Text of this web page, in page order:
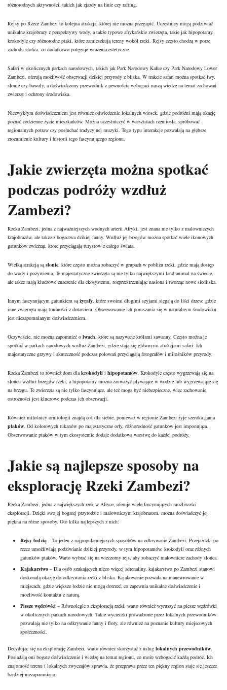
różnorodnych aktywności, takich jak zjazdy na linie czy rafting.
Rejsy po Rzece Zambezi to kolejna atrakcja, której nie można przegapić. Uczestnicy mogą podziwiać
unikalne krajobrazy z perspektywy wody, a także typowe afrykańskie zwierzęta, takie jak hipopotamy,
krokodyle czy różnorodne ptaki, które zamieszkują tereny wokół rzeki. Rejsy często chodzą w porze
zachodu słońca, co dodatkowo potęguje wrażenia estetyczne.
Safari w okolicznych parkach narodowych, takich jak Park Narodowy Kafue czy Park Narodowy Lower
Zambezi, oferują możliwość obserwacji dzikiej przyrody z bliska. W trakcie safari można spotkać lwy,
słonie czy bawoły, a doświadczony przewodnik z pewnością wzbogaci naszą wiedzę na temat zachowań
zwierząt i ochrony środowiska.
Niezwykłym doświadczeniem jest również odwiedzenie lokalnych wiosek, gdzie podróżni mają okazję
poznać codzienne życie mieszkańców. Można uczestniczyć w warsztatach rzemiosła, spróbować
regionalnych potraw czy posłuchać tradycyjnej muzyki. Tego typu interakcje pozwalają na głębsze
zrozumienie kultury i historii tego fascynującego regionu.
Jakie zwierzęta można spotkać
podczas podróży wzdłuż
Zambezi?
Rzeka Zambezi, jedna z najważniejszych wodnych arterii Afryki, jest znana nie tylko z malowniczych
krajobrazów, ale także z bogactwa dzikiej fauny. Wzdłuż jej brzegów można spotkać wiele ikonowych
gatunków zwierząt, które przyciągają turystów z całego świata.
Wielką atrakcją są słonie , które często można zobaczyć w grupach w pobliżu rzeki, gdzie mają dostęp
do wody i pożywienia. Te majestatyczne zwierzęta są nie tylko największymi land animal na świecie,
ale także mają kluczowe znaczenie dla ekosystemu, rozprzestrzeniając nasiona i tworząc nowe siedliska.
Innym fascynującym gatunkiem są żyrafy , które swoimi długimi szyjami sięgają do liści drzew, gdzie
inne zwierzęta mają trudności z dotarciem. Obserwowanie ich poruszania się w naturalnym środowisku
jest niezapomnianym doświadczeniem.
Oczywiście, nie można zapomnieć o lwach , które są nazywane królami sawanny. Często można je
spotkać w parkach narodowych wzdłuż Zambezi, gdzie stają się głównymi atrakcjami safari. Ich
majestatyczne grzywy i skuteczność podczas polowań przyciągają fotografów i miłośników przyrody.
Rzeka Zambezi to również dom dla krokodyli i hipopotamów . Krokodyle często wygrzewają się na
słońcu wzdłuż brzegów rzeki, a hipopotamy można zauważyć pływające w wodzie lub wygrzewające się
na brzegu. Te zwierzęta są nie tylko fascynujące, ale też mogą być niebezpieczne, więc zachowanie
ostrożności jest kluczowe podczas ich obserwacji.
Również miłośnicy ornitologii znajdą coś dla siebie, ponieważ w regionie Zambezi żyje szeroka gama
ptaków . Od kolorowych tukanów po majestatyczne orły, różnorodność gatunków jest imponująca.
Obserwowanie ptaków w tym ekosystemie dodaje dodatkową warstwę do każdej podróży.
Jakie są najlepsze sposoby na
eksplorację Rzeki Zambezi?
Rzeka Zambezi, jedna z największych rzek w Afryce, oferuje wiele fascynujących możliwości
eksploracji. Dzięki swojej bogatej przyrodzie i malowniczym krajobrazom, można doświadczyć jej
piękna na różne sposoby. Oto kilka najlepszych z nich:
Rejsy łodzią – To jeden z najpopularniejszych sposobów na odkrywanie Zambezi. Przejażdżki po
rzece umożliwiają podziwianie dzikiej przyrody, w tym hipopotamów, krokodyli oraz różnych
gatunków ptaków. Warto wybrać się na wieczorny rejs, aby zobaczyć malownicze zachody słońca.
Kajakarstwo – Dla osób szukających nieco więcej adrenaliny, kajakarstwo po Zambezi stanowi
doskonałą okazję do odkrywania rzeki z bliska. Kajakowanie pozwala na manewrowanie w
miejscach, gdzie większe łodzie nie mogą dotrzeć, co zapewnia unikalne doświadczenie i
możliwość kontaktu z naturą.
Piesze wędrówki – Równolegle z eksploracją rzeki, warto również wyruszyć na piesze wędrówki
w okolicznych parkach narodowych. Takie wycieczki prowadzone przez lokalnych przewodników
pozwalają nie tylko na odkrywanie fauny i flory, ale również na poznanie kultury miejscowych
społeczności.
Decydując się na eksplorację Zambezi, warto również skorzystać z usług lokalnych przewodników
Posiadają oni bogate doświadczenie i wiedzę na temat regionu, co może wzbogacić każdą podróż. Ich
znajomość terenu i lokalnych zwyczajów sprawia, że przeprawa przez ten piękny region staje się jeszcze
bardziej niezapomniana.